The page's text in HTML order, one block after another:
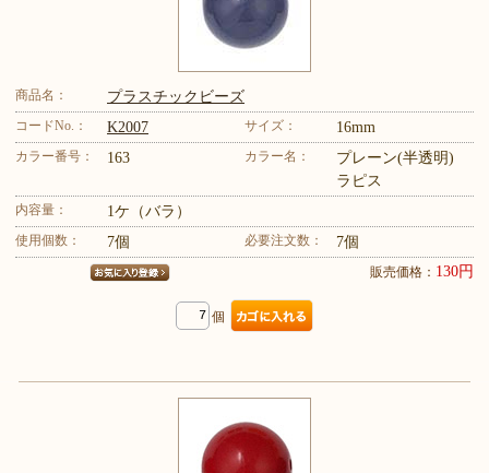
商品名： プラスチックビーズ
コードNo.： K2007 サイズ： 16mm
カラー番号： 163 カラー名：
プレーン(半透明)
ラピス
内容量： 1ケ（バラ）
使用個数： 7個 必要注文数： 7個
販売価格： 130円
個